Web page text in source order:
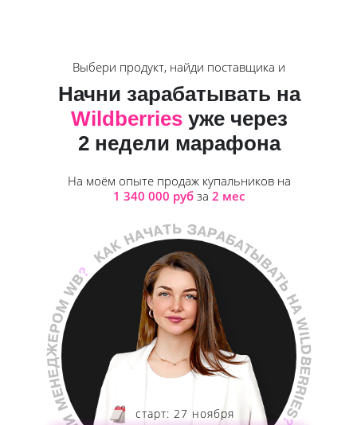
старт: 27 ноября
Начни зарабатывать на
Wildberries уже через
2 недели марафона
Выбери продукт, найди поставщика и
На моём опыте продаж купальников на
1 340 000 руб за 2 мес